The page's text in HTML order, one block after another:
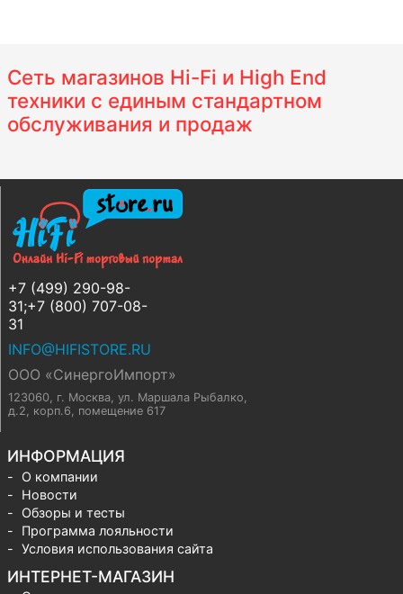
Сеть магазинов Hi-Fi и High End
техники с единым стандартном
обслуживания и продаж
+7 (499) 290-98-
31;+7 (800) 707-08-
31
INFO@HIFISTORE.RU
ООО «СинергоИмпорт»
123060, г. Москва, ул. Маршала Рыбалко,
д.2, корп.6, помещение 617
ИНФОРМАЦИЯ
О компании
Новости
Обзоры и тесты
Программа лояльности
Условия использования сайта
ИНТЕРНЕТ-МАГАЗИН